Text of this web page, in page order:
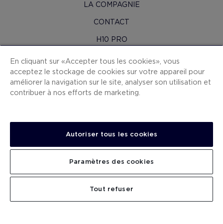
CHERCHER
LA COMPAGNIE
CONTACT
H10 PRO
SALLE DE PRESSE
PLAN DU SITE
CONDITIONS CONTRAT
CANAL DE DÉNONCIATION
TRAVAILLEZ AVEC NOUS
...
En cliquant sur « Accepter tous les cookies », vous
acceptez le stockage de cookies sur votre appareil pour
améliorer la navigation sur le site, analyser son utilisation et
contribuer à nos efforts de marketing.
Autoriser tous les cookies
Tout refuser
Paramètres des cookies